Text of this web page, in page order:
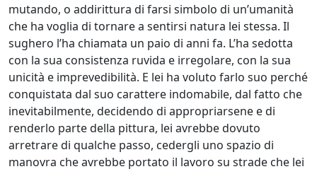
Rikkardo
Brunetti
Nilo
Cabai
Alessandro
Cadamuro
mutando, o addirittura di farsi simbolo di un’umanità
che ha voglia di tornare a sentirsi natura lei stessa. Il
sughero l’ha chiamata un paio di anni fa. L’ha sedotta
con la sua consistenza ruvida e irregolare, con la sua
unicità e imprevedibilità. E lei ha voluto farlo suo perché
conquistata dal suo carattere indomabile, dal fatto che
inevitabilmente, decidendo di appropriarsene e di
renderlo parte della pittura, lei avrebbe dovuto
arretrare di qualche passo, cedergli uno spazio di
manovra che avrebbe portato il lavoro su strade che lei